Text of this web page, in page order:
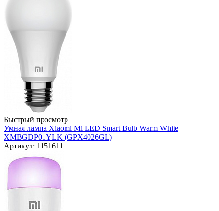
Быстрый просмотр
Умная лампа Xiaomi Mi LED Smart Bulb Warm White
XMBGDP01YLK (GPX4026GL)
Артикул: 1151611